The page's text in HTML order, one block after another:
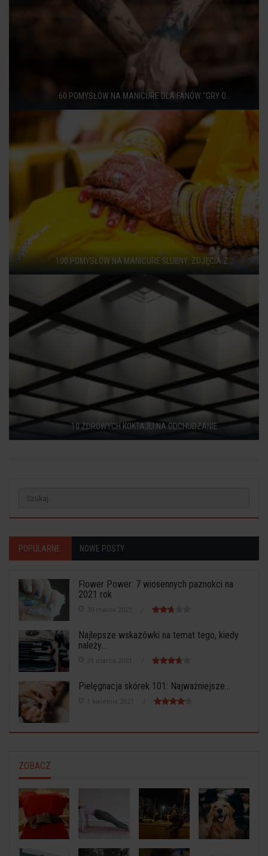
60 POMYSŁÓW NA MANICURE DLA FANÓW "GRY O...
100 POMYSŁÓW NA MANICURE ŚLUBNY: ZDJĘCIA Z...
10 ZDROWYCH KOKTAJLI NA ODCHUDZANIE
POPULARNE NOWE POSTY
Flower Power: 7 wiosennych paznokci na
2021 rok
30 marca 2021
Najlepsze wskazówki na temat tego, kiedy
należy...
31 marca 2021
Pielęgnacja skórek 101: Najważniejsze...
1 kwietnia 2021
ZOBACZ